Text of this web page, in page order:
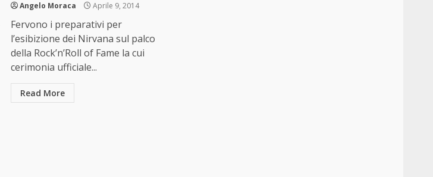
Angelo Moraca Aprile 9, 2014
Fervono i preparativi per
l’esibizione dei Nirvana sul palco
della Rock’n’Roll of Fame la cui
cerimonia ufficiale...
Read More